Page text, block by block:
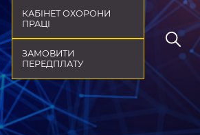
КАБІНЕТ ОХОРОНИ
ПРАЦІ
ЗАМОВИТИ
ПЕРЕДПЛАТУ